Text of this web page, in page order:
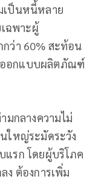
เป็นหนี้หลาย
ฉพาะผู้
กว่า 60% สะท้อน
ออกแบบผลิตภัณฑ์
มกลางความไม่
ใหญ่ระมัดระวัง
แรก โดยผู้บริโภค
ง ต้องการเพิ่ม